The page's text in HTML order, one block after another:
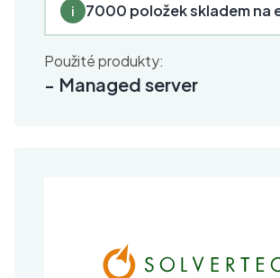
i 7000 položek skladem na
Použité produkty:
- Managed server